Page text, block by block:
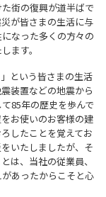
街の復興が道半ばで
が皆さまの生活に与
なった多くの方々の
ます。
という皆さまの生活
装置などの地震から
85年の歴史を歩んで
お使いのお客様の建
したことを覚えてお
いたしましたが、そ
は、当社の従業員、
あったからこそと心